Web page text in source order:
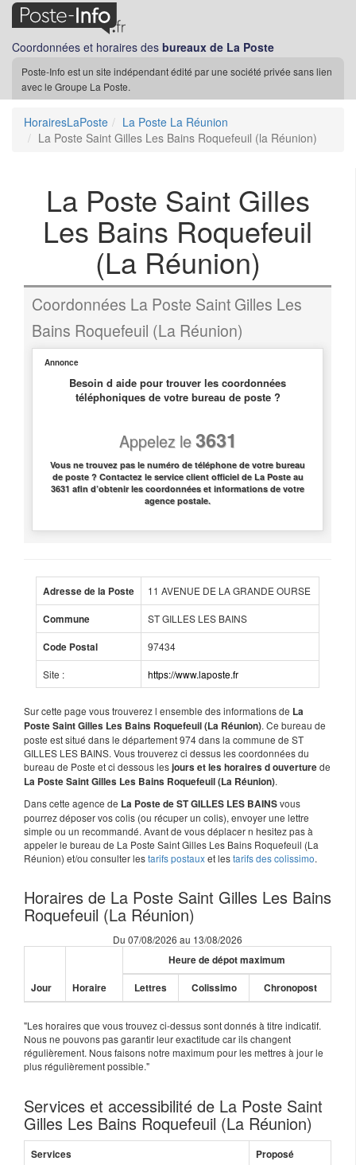
Coordonnées et horaires des bureaux de La Poste
Poste-Info est un site indépendant édité par une société privée sans lien
avec le Groupe La Poste.
HorairesLaPoste
La Poste La Réunion
La Poste Saint Gilles Les Bains Roquefeuil (la Réunion)
La Poste Saint Gilles
Les Bains Roquefeuil
(La Réunion)
Coordonnées La Poste Saint Gilles Les
Bains Roquefeuil (La Réunion)
Annonce
Besoin d aide pour trouver les coordonnées
téléphoniques de votre bureau de poste ?
Appelez le3631
Vous ne trouvez pas le numéro de téléphone de votre bureau
de poste ? Contactez le service client officiel de La Poste au
3631 afin d’obtenir les coordonnées et informations de votre
agence postale.
Adresse de la Poste 11 AVENUE DE LA GRANDE OURSE
Commune ST GILLES LES BAINS
Code Postal 97434
Site : https://www.laposte.fr
Sur cette page vous trouverez l ensemble des informations de La
Poste Saint Gilles Les Bains Roquefeuil (La Réunion). Ce bureau de
poste est situé dans le département 974 dans la commune de ST
GILLES LES BAINS. Vous trouverez ci dessus les coordonnées du
bureau de Poste et ci dessous lesjours et les horaires d ouverturede
La Poste Saint Gilles Les Bains Roquefeuil (La Réunion).
Dans cette agence de La Poste de ST GILLES LES BAINSvous
pourrez déposer vos colis (ou récuper un colis), envoyer une lettre
simple ou un recommandé. Avant de vous déplacer n hesitez pas à
appeler le bureau de La Poste Saint Gilles Les Bains Roquefeuil (La
Réunion) et/ou consulter lestarifs postauxet lestarifs des colissimo.
Horaires de La Poste Saint Gilles Les Bains
Roquefeuil (La Réunion)
Du 07/08/2026 au 13/08/2026
Jour Horaire
Heure de dépot maximum
Lettres Colissimo Chronopost
"Les horaires que vous trouvez ci-dessus sont donnés à titre indicatif.
Nous ne pouvons pas garantir leur exactitude car ils changent
régulièrement. Nous faisons notre maximum pour les mettres à jour le
plus régulièrement possible."
Services et accessibilité de La Poste Saint
Gilles Les Bains Roquefeuil (La Réunion)
Services Proposé